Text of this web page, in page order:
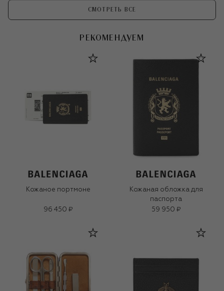
СМОТРЕТЬ ВСЕ
РЕКОМЕНДУЕМ
Кожаное портмоне
96 450 ₽
Кожаная обложка для
паспорта
59 950 ₽